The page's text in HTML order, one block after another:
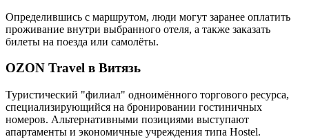
Определившись с маршрутом, люди могут заранее оплатить
проживание внутри выбранного отеля, а также заказать
билеты на поезда или самолёты.
OZON Travel в Витязь
Туристический "филиал" одноимённого торгового ресурса,
специализирующийся на бронировании гостиничных
номеров. Альтернативными позициями выступают
апартаменты и экономичные учреждения типа Hostel.